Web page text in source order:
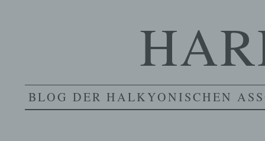
BLOG DER HALKYONISCHEN